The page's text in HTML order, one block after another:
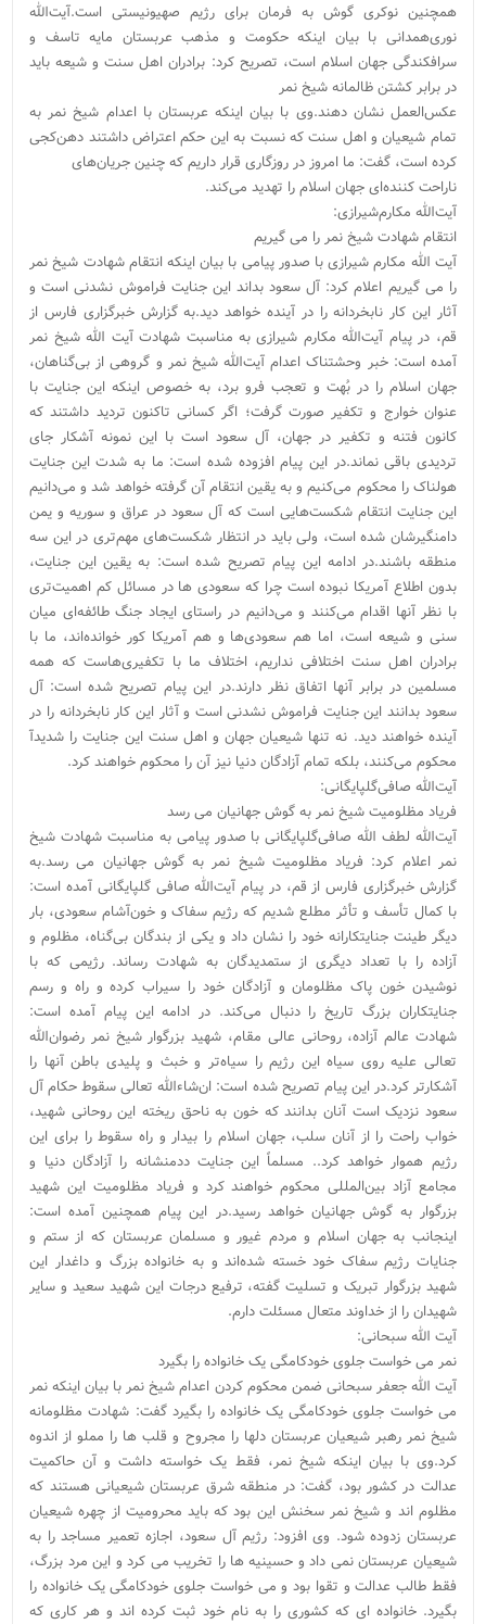
همچنین نوکری گوش به فرمان برای رژیم صهیونیستی است.آیت‌الله
نوری‌همدانی با بیان اینکه حکومت و مذهب عربستان مایه تاسف و
سرافکندگی جهان اسلام است،‌ تصریح کرد: برادران اهل سنت و شیعه باید
در برابر کشتن ظالمانه شیخ نمر
عکس‌العمل نشان دهند.وی با بیان اینکه عربستان با اعدام شیخ نمر به
تمام شیعیان و اهل سنت که نسبت به این حکم اعتراض داشتند دهن‌کجی
کرده است، گفت: ما امروز در روزگاری قرار داریم که چنین جریان‌های
ناراحت کننده‌ای جهان اسلام را تهدید می‌کند.
آیت‌الله مکارم‌شیرازی:
انتقام شهادت شیخ نمر را می گیریم
آیت الله مکارم شیرازی با صدور پیامی با بیان اینکه انتقام شهادت شیخ نمر
را می گیریم اعلام کرد: آل سعود بداند این جنایت فراموش‌ نشدنی است و
آثار این کار نابخردانه را در آینده خواهد دید.به گزارش خبرگزاری فارس از
قم، در پیام آیت‌الله مکارم شیرازی به مناسبت شهادت آیت الله شیخ نمر
آمده است: خبر وحشتناک اعدام آیت‌الله شیخ نمر و گروهی از بی‌گناهان،
جهان اسلام را در بُهت و تعجب فرو برد، به خصوص اینکه این جنایت با
عنوان خوارج و تکفیر صورت گرفت؛ اگر کسانی تاکنون تردید داشتند که
کانون فتنه و تکفیر در جهان، آل سعود است با این نمونه آشکار جای
تردیدی باقی نماند.در این پیام افزوده شده است:‌ ما به شدت این جنایت
هولناک را محکوم می‌کنیم و به یقین انتقام آن گرفته خواهد شد و می‌دانیم
این جنایت انتقام شکست‌هایی است که آل سعود در عراق و سوریه و یمن
دامنگیرشان شده است، ولی باید در انتظار شکست‌های مهم‌تری در این سه
منطقه باشند.در ادامه این پیام تصریح شده است: به یقین این جنایت،
بدون اطلاع آمریکا نبوده است چرا که سعودی ها در مسائل کم اهمیت‌تری
با نظر آنها اقدام می‌کنند و می‌دانیم در راستای ایجاد جنگ طائفه‌ای میان
سنی و شیعه است، اما هم سعودی‌ها و هم آمریکا کور خوانده‌اند، ما با
برادران اهل سنت اختلافی نداریم، اختلاف ما با تکفیری‌هاست که همه
مسلمین در برابر آنها اتفاق نظر دارند.در این پیام تصریح شده است: آل
سعود بدانند این جنایت فراموش ‌نشدنی است و آثار این کار نابخردانه را در
آینده خواهند دید. نه تنها شیعیان جهان و اهل سنت این جنایت را شدیدآ
محکوم می‌کنند، بلکه تمام آزادگان دنیا نیز آن را محکوم خواهند کرد.
آیت‌الله صافی‌گلپایگانی:
فریاد مظلومیت شیخ نمر به گوش جهانیان می رسد
آیت‌الله لطف الله صافی‌گلپایگانی با صدور پیامی به مناسبت شهادت شیخ
نمر اعلام کرد: فریاد مظلومیت شیخ نمر به گوش جهانیان می رسد.به
گزارش خبرگزاری فارس از قم، در پیام آیت‌الله صافی گلپایگانی آمده است:
با کمال تأسف و تأثر مطلع شدیم که رژیم سفاک و خون‌آشام سعودی، بار
دیگر طینت جنایتکارانه خود را نشان داد و یکی از بندگان بی‌گناه، مظلوم و
آزاده را با تعداد دیگری از ستمدیدگان به شهادت رساند. رژیمی که با
نوشیدن خون پاک مظلومان و آزادگان خود را سیراب کرده و راه و رسم
جنایتکاران بزرگ تاریخ را دنبال می‌کند. در ادامه این پیام آمده است:
شهادت عالم آزاده، روحانی عالی مقام، شهید بزرگوار شیخ نمر رضوان‌الله
تعالی علیه روی سیاه این رژیم را سیاه‌تر و خبث و پلیدی باطن آنها را
آشکارتر کرد.در این پیام تصریح شده است: ان‌شاء‌‌الله تعالی سقوط حکام آل
سعود نزدیک است آنان بدانند که خون به ناحق ریخته‌ این روحانی شهید،
خواب راحت را از آنان سلب، جهان اسلام را بیدار و راه سقوط را برای این
رژیم هموار خواهد کرد.. مسلماً این جنایت ددمنشانه را آزادگان دنیا و
مجامع آزاد بین‌المللی محکوم خواهند کرد و فریاد مظلومیت این شهید
بزرگوار به گوش جهانیان خواهد رسید.در این پیام همچنین آمده است:
اینجانب به جهان اسلام و مردم غیور و مسلمان عربستان که از ستم و
جنایات رژیم سفاک خود خسته شده‌اند و به خانواده بزرگ و داغدار این
شهید بزرگوار تبریک و تسلیت گفته، ترفیع درجات این شهید سعید و سایر
شهیدان را از خداوند متعال مسئلت دارم.
آیت الله سبحانی:
نمر می خواست جلوی خودکامگی یک خانواده را بگیرد
آیت الله جعفر سبحانی ضمن محکوم کردن اعدام شیخ نمر با بیان اینکه نمر
می خواست جلوی خودکامگی یک خانواده را بگیرد گفت: شهادت مظلومانه
شیخ نمر رهبر شیعیان عربستان دلها را مجروح و قلب ها را مملو از اندوه
کرد.وی با بیان اینکه شیخ نمر، فقط یک خواسته داشت و آن حاکمیت
عدالت در کشور بود، گفت: در منطقه شرق عربستان شیعیانی هستند که
مظلوم اند و شیخ نمر سخنش این بود که باید محرومیت از چهره شیعیان
عربستان زدوده شود. وی افزود: رژیم آل سعود، اجازه تعمیر مساجد را به
شیعیان عربستان نمی داد و حسینیه ها را تخریب می کرد و این مرد بزرگ،
فقط طالب عدالت و تقوا بود و می خواست جلوی خودکامگی یک خانواده را
بگیرد. خانواده ای که کشوری را به نام خود ثبت کرده اند و هر کاری که